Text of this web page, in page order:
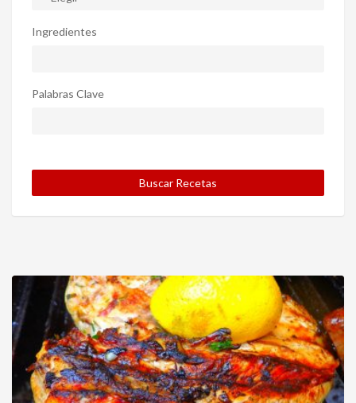
Ingredientes
Palabras Clave
Buscar Recetas